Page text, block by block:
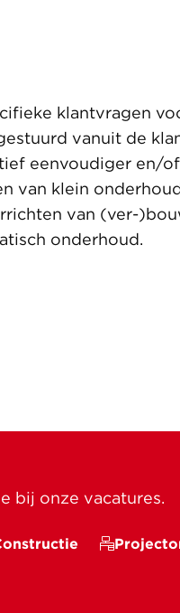
klantvragen
vanuit de
eenvoudiger en/
van klein
van (ver-
onderhoud.
bij onze vacatures.